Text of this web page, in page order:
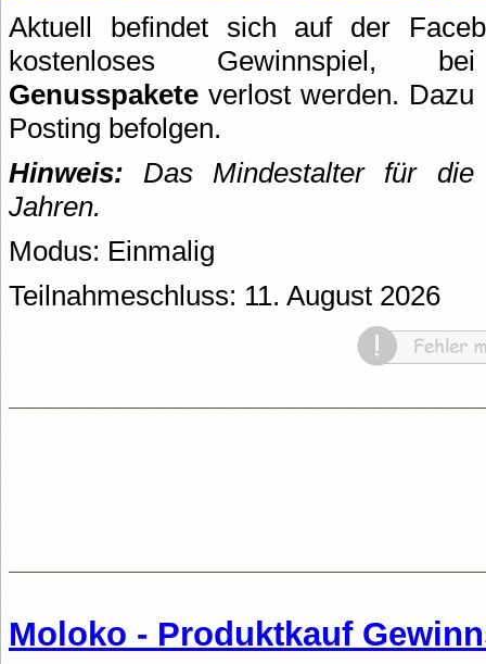
Aktuell befindet sich auf der
kostenloses
Genusspakete verlost werden.
Posting befolgen.
Hinweis: Das Mindestalter für
Jahren.
Modus: Einmalig
Teilnahmeschluss: 11. August 2026
Moloko - Produktkauf